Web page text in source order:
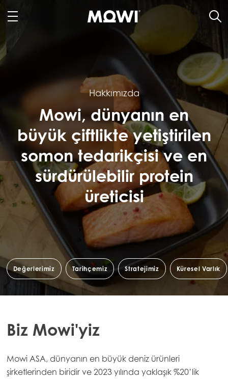
Değerlerimiz Tarihçemiz Stratejimiz Küresel Varlık
Hakkımızda
Mowi, dünyanın en
büyük çiftlikte yetiştirilen
somon tedarikçisi ve en
sürdürülebilir protein
üreticisi
Biz Mowi'yiz
Mowi ASA, dünyanın en büyük deniz ürünleri
şirketlerinden biridir ve 2023 yılında yaklaşık %20’lik